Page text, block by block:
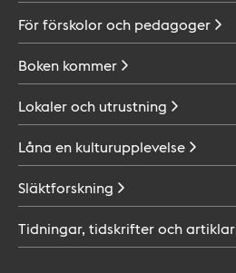
För förskolor och pedagoger
Boken kommer
Lokaler och utrustning
Låna en kulturupplevelse
Släktforskning
Tidningar, tidskrifter ochartiklar